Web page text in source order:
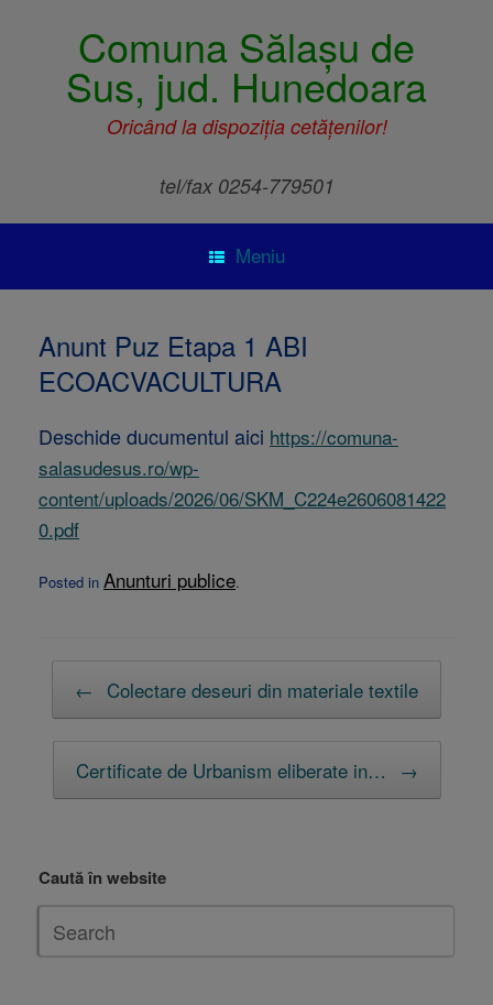
Comuna Sălașu de
Sus, jud. Hunedoara
Oricând la dispoziția cetățenilor!
tel/fax 0254-779501
Meniu
Anunt Puz Etapa 1 ABI
ECOACVACULTURA
Deschide ducumentul aici https://comuna-
salasudesus.ro/wp-
content/uploads/2026/06/SKM_C224e2606081422
0.pdf
Posted in Anunturi publice.
← Colectare deseuri din materiale textile
Certificate de Urbanism eliberate in… →
Caută în website